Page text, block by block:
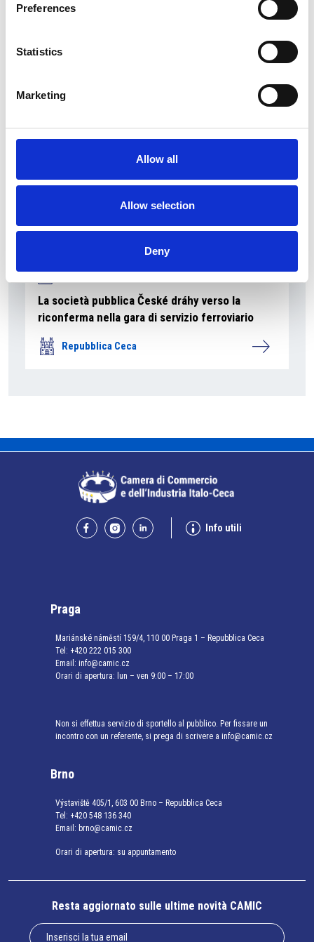
Preferences
Statistics
Marketing
Allow all
Allow selection
Deny
La Škoda avvia la produzione del suo SUV Peaq
La società pubblica České dráhy verso la
riconferma nella gara di servizio ferroviario
Repubblica Ceca
Info utili
Praga
Mariánské náměstí 159/4, 110 00 Praga 1 – Repubblica Ceca
Tel: +420 222 015 300
Email: info@camic.cz
Orari di apertura: lun – ven 9:00 – 17:00
Non si effettua servizio di sportello al pubblico. Per fissare un
incontro con un referente, si prega di scrivere a info@camic.cz
Brno
Výstaviště 405/1, 603 00 Brno – Repubblica Ceca
Tel: +420 548 136 340
Email: brno@camic.cz
Orari di apertura: su appuntamento
Resta aggiornato sulle ultime novità CAMIC